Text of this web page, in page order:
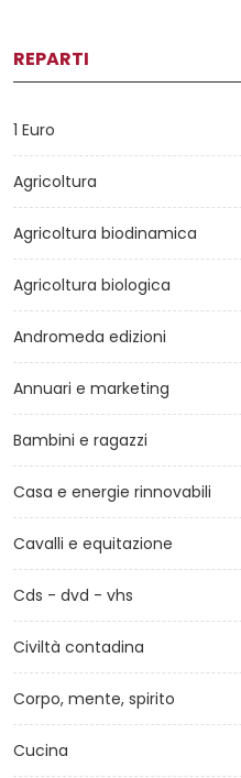
REPARTI
1 Euro
Agricoltura
Agricoltura biodinamica
Agricoltura biologica
Andromeda edizioni
Annuari e marketing
Bambini e ragazzi
Casa e energie rinnovabili
Cavalli e equitazione
Cds - dvd - vhs
Civiltà contadina
Corpo, mente, spirito
Cucina